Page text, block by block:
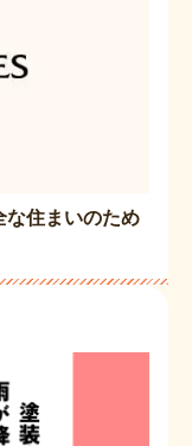
な住まいのため